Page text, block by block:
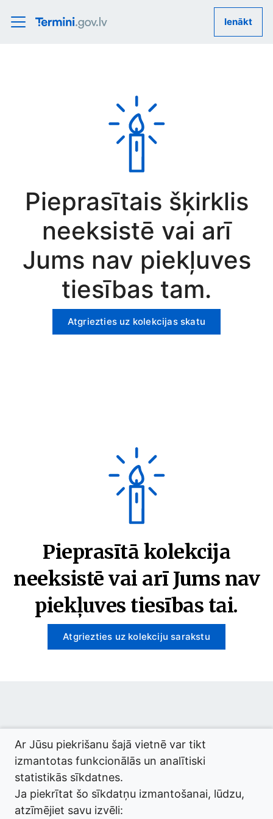
Ienākt
Pieprasītais šķirklis
neeksistē vai arī
Jums nav piekļuves
tiesības tam.
Atgriezties uz kolekcijas skatu
Pieprasītā kolekcija
neeksistē vai arī Jums nav
piekļuves tiesības tai.
Atgriezties uz kolekciju sarakstu
© 2026 termini.gov.lv. Izstrādātājs:Tilde.
Ar Jūsu piekrišanu šajā vietnē var tikt
izmantotas funkcionālās un analītiski
statistikās sīkdatnes.
Ja piekrītat šo sīkdatņu izmantošanai, lūdzu,
atzīmējiet savu izvēli: